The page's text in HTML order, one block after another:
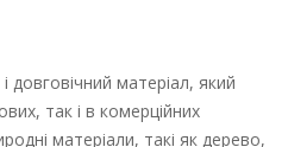
довговічний матеріал, який
так і в комерційних
матеріали, такі як дерево,